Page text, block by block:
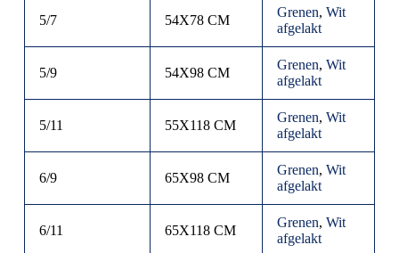
5/7 54X78 CM
Grenen, Wit
afgelakt
5/9 54X98 CM
Grenen, Wit
afgelakt
5/11 55X118 CM
Grenen, Wit
afgelakt
6/9 65X98 CM
Grenen, Wit
afgelakt
6/11 65X118 CM
Grenen, Wit
afgelakt